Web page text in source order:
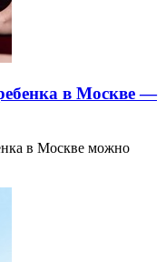
в Москве —
в Москве можно